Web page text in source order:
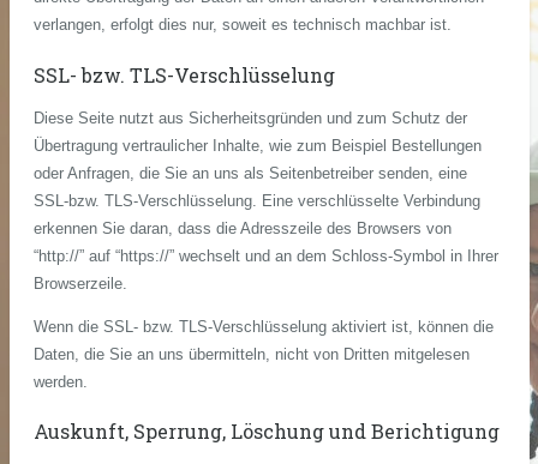
verlangen, erfolgt dies nur, soweit es technisch machbar ist.
SSL- bzw. TLS-Verschlüsselung
Diese Seite nutzt aus Sicherheitsgründen und zum Schutz der
Übertragung vertraulicher Inhalte, wie zum Beispiel Bestellungen
oder Anfragen, die Sie an uns als Seitenbetreiber senden, eine
SSL-bzw. TLS-Verschlüsselung. Eine verschlüsselte Verbindung
erkennen Sie daran, dass die Adresszeile des Browsers von
“http://” auf “https://” wechselt und an dem Schloss-Symbol in Ihrer
Browserzeile.
Wenn die SSL- bzw. TLS-Verschlüsselung aktiviert ist, können die
Daten, die Sie an uns übermitteln, nicht von Dritten mitgelesen
werden.
Auskunft, Sperrung, Löschung und Berichtigung